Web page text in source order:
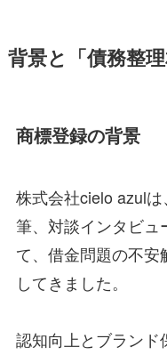
背景と「債務整
商標登録の背景
株式会社cielo azul
筆、対談インタビュ
て、借金問題の不
してきました。
認知向上とブランド